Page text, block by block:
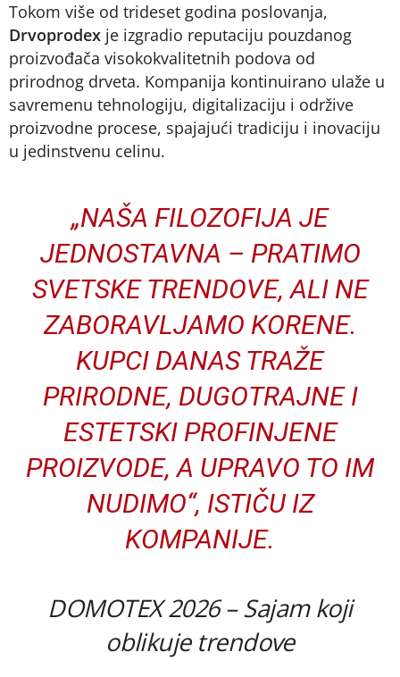
Tokom više od trideset godina poslovanja,
Drvoprodex je izgradio reputaciju pouzdanog
proizvođača visokokvalitetnih podova od
prirodnog drveta. Kompanija kontinuirano ulaže u
savremenu tehnologiju, digitalizaciju i održive
proizvodne procese, spajajući tradiciju i inovaciju
u jedinstvenu celinu.
„NAŠA FILOZOFIJA JE
JEDNOSTAVNA – PRATIMO
SVETSKE TRENDOVE, ALI NE
ZABORAVLJAMO KORENE.
KUPCI DANAS TRAŽE
PRIRODNE, DUGOTRAJNE I
ESTETSKI PROFINJENE
PROIZVODE, A UPRAVO TO IM
NUDIMO“, ISTIČU IZ
KOMPANIJE.
DOMOTEX 2026 – Sajam koji
oblikuje trendove